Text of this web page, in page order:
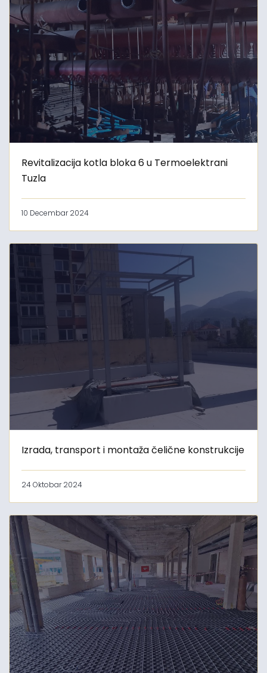
Revitalizacija kotla bloka 6 u Termoelektrani
Tuzla
10 Decembar 2024
Izrada, transport i montaža čelične konstrukcije
24 Oktobar 2024